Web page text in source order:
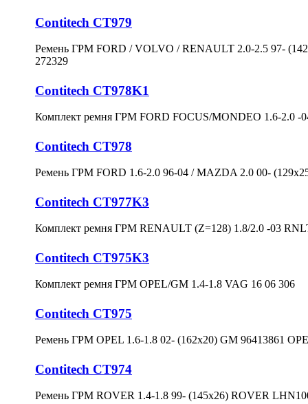
Contitech CT979
Ремень ГРМ FORD / VOLVO / RENAULT 2.0-2.5 97-
272329
Contitech CT978K1
Комплект ремня ГРМ FORD FOCUS/MONDEO 1.6-2.0 -
Contitech CT978
Ремень ГРМ FORD 1.6-2.0 96-04 / MAZDA 2.0 00-
Contitech CT977K3
Комплект ремня ГРМ RENAULT (Z=128) 1.8/2.0 -03
Contitech CT975K3
Комплект ремня ГРМ OPEL/GM 1.4-1.8 VAG 16 06 306
Contitech CT975
Ремень ГРМ OPEL 1.6-1.8 02- (162x20) GM 96413861
Contitech CT974
Ремень ГРМ ROVER 1.4-1.8 99- (145x26) ROVER